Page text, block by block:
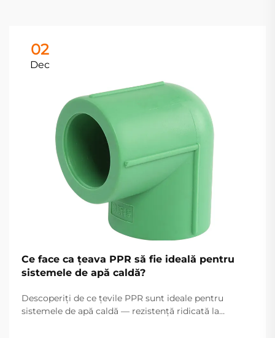
02
Dec
Ce face ca țeava PPR să fie ideală pentru
sistemele de apă caldă?
Descoperiți de ce țevile PPR sunt ideale pentru
sistemele de apă caldă — rezistență ridicată la